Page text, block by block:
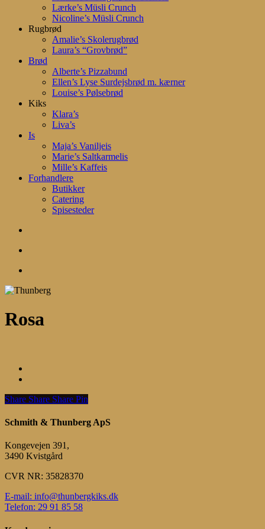
Lærke’s Müsli Crunch
Nicoline’s Müsli Crunch
Rugbrød
Amalie’s Skolerugbrød
Laura’s “Grovbrød”
Brød
Alberte’s Pizzabund
Ellen’s Lyse Surdejsbrød m. kærner
Louise’s Pølsebrød
Kiks
Klara’s
Liva’s
Is
Maja’s Vaniljeis
Marie’s Saltkarmelis
Mille’s Kaffeis
Forhandlere
Butikker
Catering
Spisesteder
Rosa
Share
Share Share Share Pin
Schmith & Thunberg ApS
Kongevejen 391,
3490 Kvistgård
CVR NR: 35828370
E-mail: info@thunbergkiks.dk
Telefon: 29 91 85 58